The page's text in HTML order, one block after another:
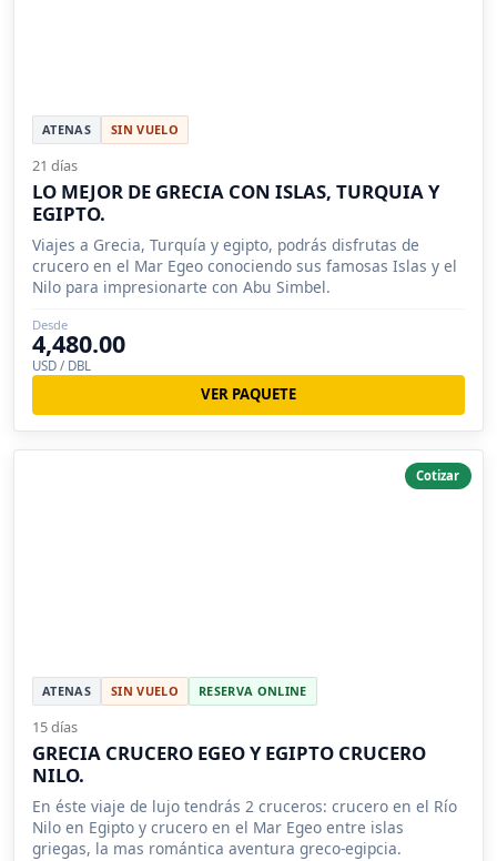
ATENAS SIN VUELO
21 días
LO MEJOR DE GRECIA CON ISLAS, TURQUIA Y
EGIPTO.
Viajes a Grecia, Turquía y egipto, podrás disfrutas de
crucero en el Mar Egeo conociendo sus famosas Islas y el
Nilo para impresionarte con Abu Simbel.
Desde
4,480.00
USD / DBL
VER PAQUETE
Cotizar
ATENAS SIN VUELO RESERVA ONLINE
15 días
GRECIA CRUCERO EGEO Y EGIPTO CRUCERO
NILO.
En éste viaje de lujo tendrás 2 cruceros: crucero en el Río
Nilo en Egipto y crucero en el Mar Egeo entre islas
griegas, la mas romántica aventura greco-egipcia.